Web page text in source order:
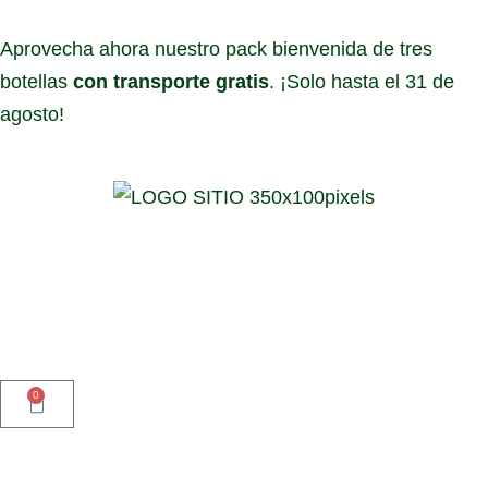
Aprovecha ahora nuestro pack bienvenida de tres
botellas con transporte gratis. ¡Solo hasta el 31 de
agosto!
0